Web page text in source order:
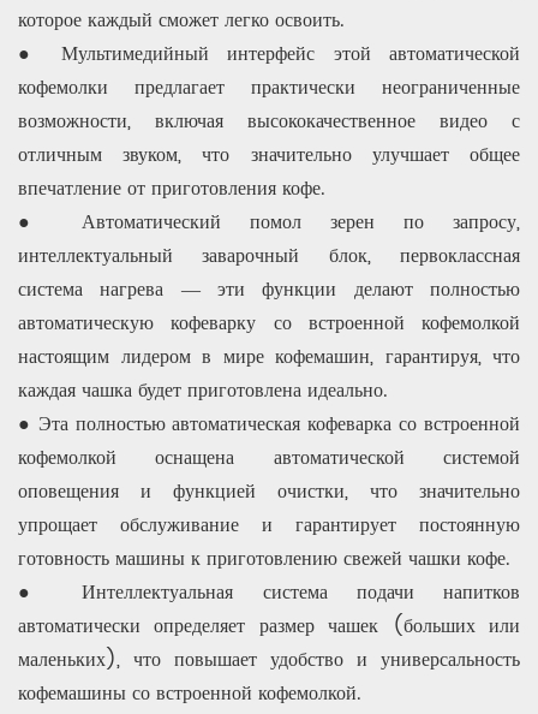
которое каждый сможет легко освоить.
● Мультимедийный интерфейс этой автоматической
кофемолки предлагает практически неограниченные
возможности, включая высококачественное видео с
отличным звуком, что значительно улучшает общее
впечатление от приготовления кофе.
● Автоматический помол зерен по запросу,
интеллектуальный заварочный блок, первоклассная
система нагрева — эти функции делают полностью
автоматическую кофеварку со встроенной кофемолкой
настоящим лидером в мире кофемашин, гарантируя, что
каждая чашка будет приготовлена ​​идеально.
● Эта полностью автоматическая кофеварка со встроенной
кофемолкой оснащена автоматической системой
оповещения и функцией очистки, что значительно
упрощает обслуживание и гарантирует постоянную
готовность машины к приготовлению свежей чашки кофе.
● Интеллектуальная система подачи напитков
автоматически определяет размер чашек (больших или
маленьких), что повышает удобство и универсальность
кофемашины со встроенной кофемолкой.